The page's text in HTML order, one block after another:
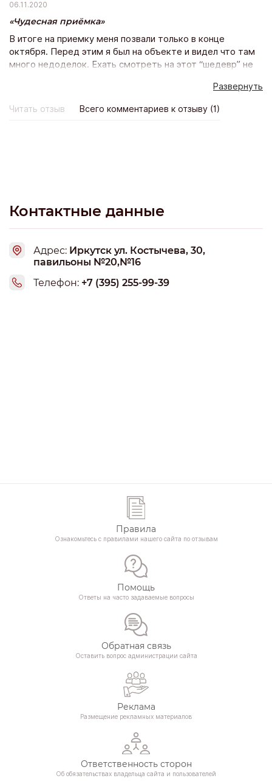
06.11.2020
Чудесная приёмка
В итоге на приемку меня позвали только в конце
октября. Перед этим я был на объекте и видел что там
много недоделок. Ехать смотреть на этот “шедевр” не
Начали требовать деньги, около 100 000, остаток. Я
отказал, они сняли двери, раскрыли ворота, сломали
забор и уехали.
Развернуть
Читать отзыв Всего комментариев к отзыву (1)
Контактные данные
Адрес: Иркутск ул. Костычева, 30,
павильоны №20,№16
Телефон: +7 (395) 255-99-39
Правила
Ознакомьтесь с правилами нашего сайта по отзывам
Помощь
Ответы на часто задаваемые вопросы
Обратная связь
Оставить вопрос администрации сайта
Реклама
Размещение рекламных материалов
Ответственность сторон
Об обязательствах владельца сайта и пользователей